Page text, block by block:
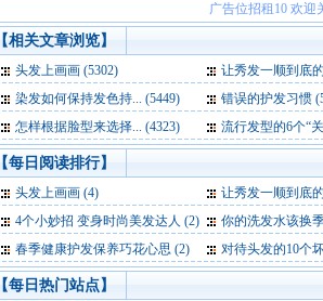
广告位招租10 欢迎
【相关文章浏览】
头发上画画 (5302) 让秀发一顺到底
染发如何保持发色持... (5449)
错误的护发习惯
怎样根据脸型来选择... (4323)
流行发型的6个“
【每日阅读排行】
头发上画画 (4) 让秀发一顺到底
4个小妙招 变身时尚美发达人 (2)
你的洗发水该换
春季健康护发保养巧花心思 (2)
对待头发的10个
【每日热门站点】